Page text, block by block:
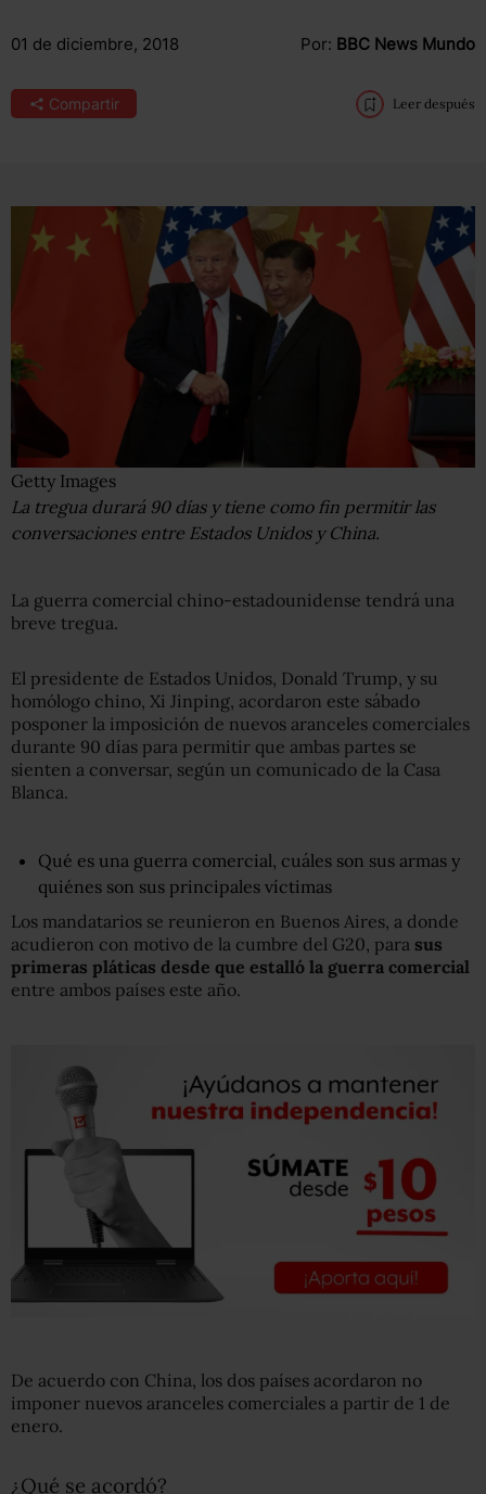
01 de diciembre, 2018 Por: BBC News Mundo
Compartir Leer después
Getty Images
La tregua durará 90 días y tiene como fin permitir las
conversaciones entre Estados Unidos y China.
La guerra comercial chino-estadounidense tendrá una
breve tregua.
El presidente de Estados Unidos, Donald Trump, y su
homólogo chino, Xi Jinping, acordaron este sábado
posponer la imposición de nuevos aranceles comerciales
durante 90 días para permitir que ambas partes se
sienten a conversar, según un comunicado de la Casa
Blanca.
Qué es una guerra comercial, cuáles son sus armas y
quiénes son sus principales víctimas
Los mandatarios se reunieron en Buenos Aires, a donde
acudieron con motivo de la cumbre del G20, para sus
primeras pláticas desde que estalló la guerra comercial
entre ambos países este año.
De acuerdo con China, los dos países acordaron no
imponer nuevos aranceles comerciales a partir de 1 de
enero.
¿Qué se acordó?